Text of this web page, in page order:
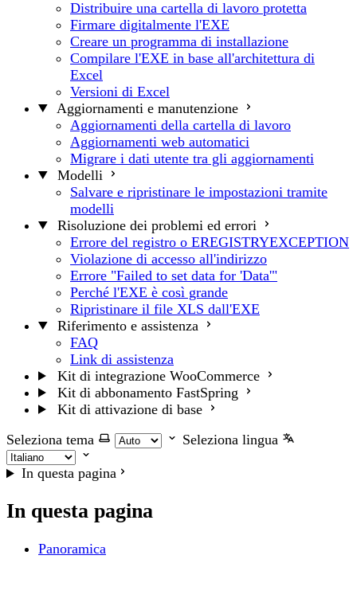
Distribuire una cartella di lavoro protetta
Firmare digitalmente l'EXE
Creare un programma di installazione
Compilare l'EXE in base all'architettura di
Excel
Versioni di Excel
Aggiornamenti e manutenzione
Aggiornamenti della cartella di lavoro
Aggiornamenti web automatici
Migrare i dati utente tra gli aggiornamenti
Modelli
Salvare e ripristinare le impostazioni tramite
modelli
Risoluzione dei problemi ed errori
Errore del registro o EREGISTRYEXCEPTION
Violazione di accesso all'indirizzo
Errore "Failed to set data for 'Data'"
Perché l'EXE è così grande
Ripristinare il file XLS dall'EXE
Riferimento e assistenza
FAQ
Link di assistenza
Kit di integrazione WooCommerce
Kit di abbonamento FastSpring
Kit di attivazione di base
Seleziona tema
Seleziona lingua
In questa pagina
In questa pagina
Panoramica